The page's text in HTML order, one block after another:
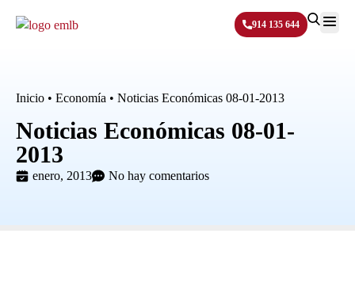
914 135 644
Inicio • Economía • Noticias Económicas 08-01-2013
Noticias Económicas 08-01-
2013
enero, 2013 No hay comentarios